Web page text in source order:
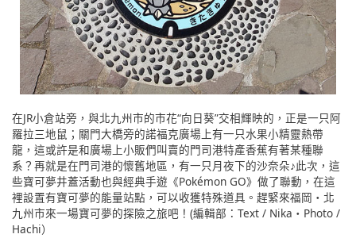
在JR小倉站旁，與北九州市的市花“向日葵”交相輝映的，正是一只阿
羅拉三地鼠；關門大橋旁的諾福克廣場上有一只水果小精靈熱帶
龍，這或許是和廣場上小販們叫賣的門司港特產香蕉有著某種聯
系？再就是在門司港的懷舊地區，有一只月夜下的沙奈朵♪此次，這
些寶可夢井蓋活動也與經典手遊《Pokémon GO》做了聯動，在這
裡設置有寶可夢的能量站點，可以收獲特殊道具。趕緊來福岡・北
九州市來一場寶可夢的探險之旅吧！(編輯部：Text / Nika・Photo /
Hachi）